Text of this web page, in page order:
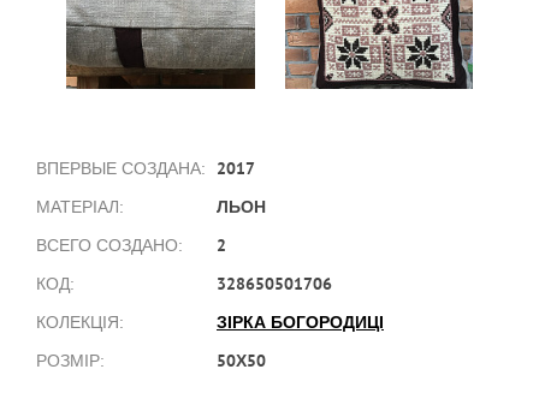
ВПЕРВЫЕ СОЗДАНА: 2017
МАТЕРІАЛ: ЛЬОН
ВСЕГО СОЗДАНО: 2
КОД: 328650501706
КОЛЕКЦІЯ: ЗІРКА БОГОРОДИЦІ
РОЗМІР: 50Х50